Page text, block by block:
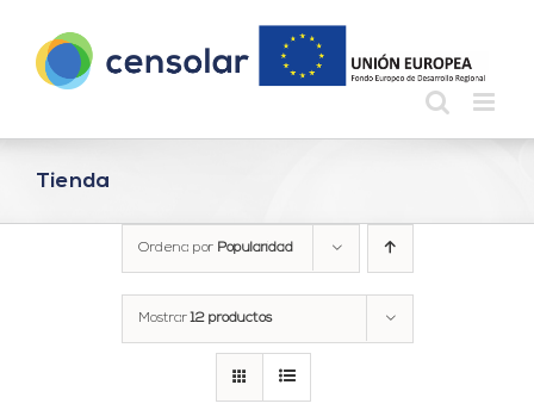
contenido
Tienda
Ordena por Popularidad
Mostrar12 productos